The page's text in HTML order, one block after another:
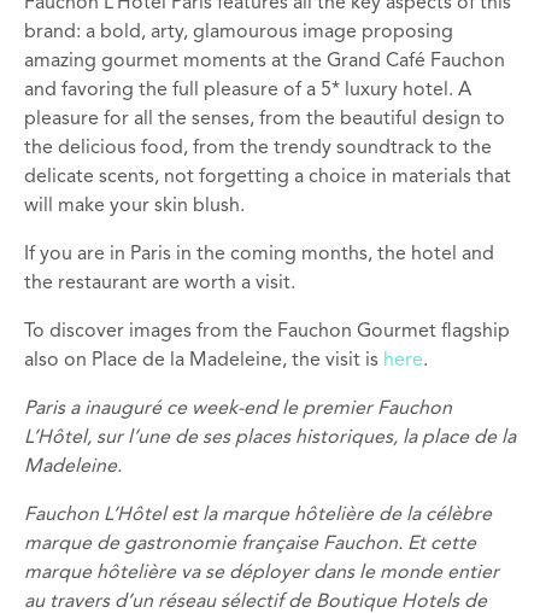
brand: a bold, arty, glamourous image proposing
amazing gourmet moments at the Grand Café Fauchon
and favoring the full pleasure of a 5* luxury hotel. A
pleasure for all the senses, from the beautiful design to
the delicious food, from the trendy soundtrack to the
delicate scents, not forgetting a choice in materials that
will make your skin blush.
If you are in Paris in the coming months, the hotel and
the restaurant are worth a visit.
To discover images from the Fauchon Gourmet flagship
also on Place de la Madeleine, the visit is here.
Paris a inauguré ce week-end le premier Fauchon
L’Hôtel, sur l’une de ses places historiques, la place de la
Madeleine.
Fauchon L’Hôtel est la marque hôtelière de la célèbre
marque de gastronomie française Fauchon. Et cette
marque hôtelière va se déployer dans le monde entier
au travers d’un réseau sélectif de Boutique Hotels de